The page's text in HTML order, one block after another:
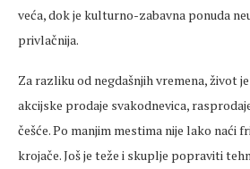
veća, dok je kulturno-zabavna ponuda
privlačnija.
Za razliku od negdašnjih vremena, život
akcijske prodaje svakodnevica,
češće. Po manjim mestima nije lako naći
krojače. Još je teže i skuplje popraviti